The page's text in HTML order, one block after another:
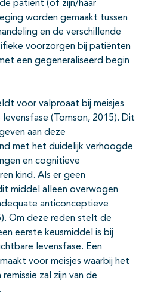
patiënt (of zijn/haar
worden gemaakt tussen
en de verschillende
voorzorgen bij patiënten
een gegeneraliseerd begin
voor valproaat bij meisjes
(Tomson, 2015). Dit
aan deze
met het duidelijk verhoogde
en cognitieve
kind. Als er geen
middel alleen overwogen
anticonceptieve
Om deze reden stelt de
eerste keusmiddel is bij
levensfase. Een
voor meisjes waarbij het
zal zijn van de